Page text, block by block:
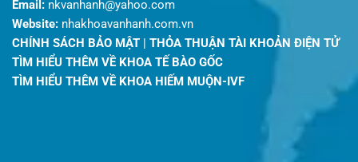
Email: nkvanhanh@yahoo.com
Website: nhakhoavanhanh.com.vn
CHÍNH SÁCH BẢO MẬT | THỎA THUẬN TÀI KHOẢN ĐIỆN TỬ
TÌM HIỂU THÊM VỀ KHOA TẾ BÀO GỐC
TÌM HIỂU THÊM VỀ KHOA HIẾM MUỘN-IVF